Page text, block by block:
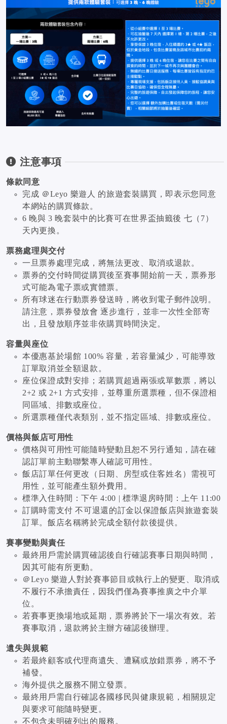
注意事項
條款同意
完成 ＠Leyo 樂遊人 的旅遊套裝購買，即表示您同意
本網站的購買條款。
6 晚與 3 晚套裝中的比賽可在世界盃抽籤後 七（7）
天內更換。
票務處理與交付
一旦票券處理完成，將無法更改、取消或退款。
票券的交付時間從購買後至賽事開始前一天，票券形
式可能為電子票或實體票。
所有球迷在行動票券發送時，將收到電子郵件說明。
請注意，票券發放會 逐步進行，並非一次性全部寄
出，且發放順序並非依購買時間決定。
容量與座位
本優惠基於場館 100% 容量，若容量減少，可能導致
訂單取消並全額退款。
座位保證成對安排；若購買超過兩張或單數票，將以
2+2 或 2+1 方式安排，並尊重所選票種，但不保證相
同區域、排數或座位。
所選票種僅代表類別，並不指定區域、排數或座位。
價格與飯店可用性
價格與可用性可能隨時變動且恕不另行通知，請在確
認訂單前主動聯繫專人確認可用性。
飯店訂單任何更改（日期、房型或住客姓名）需視可
用性，並可能產生額外費用。
標準入住時間：下午 4:00 | 標準退房時間：上午 11:00
訂購時需支付 不可退還的訂金以保證飯店與旅遊套裝
訂單。飯店名稱將於完成全額付款後提供。
賽事變動與責任
最終用戶需於購買確認後自行確認賽事日期與時間，
因其可能有所更動。
＠Leyo 樂遊人對於賽事節目或執行上的變更、取消或
不履行不承擔責任，因我們僅為賽事推廣之中介單
位。
若賽事更換場地或延期，票券將於下一場次有效。若
賽事取消，退款將於主辦方確認後辦理。
遺失與規範
若最終顧客或代理商遺失、遭竊或放錯票券，將不予
補發。
海外提供之服務不開立發票。
最終用戶需自行確認各國移民與健康規範，相關規定
與要求可能隨時變更。
不包含未明確列出的服務。